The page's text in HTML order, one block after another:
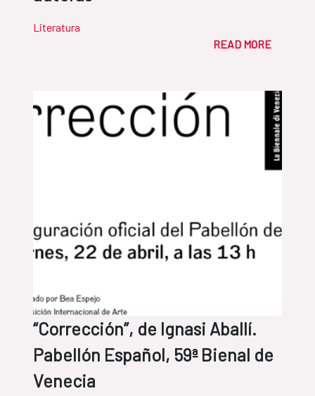
Literatura
READ MORE
“Corrección”, de Ignasi Aballí.
Pabellón Español, 59ª Bienal de
Venecia